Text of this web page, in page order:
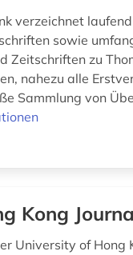
verzeichnet
sowie
Zeitschriften zu
nahezu alle
Sammlung von
Kong
University of Hong